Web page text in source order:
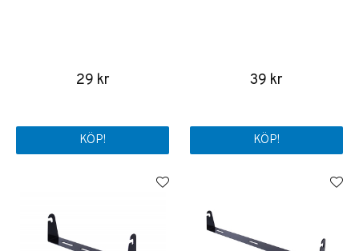
29 kr
KÖP!
39 kr
KÖP!